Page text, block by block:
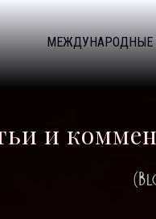
МЕЖДУНАРОДНЫЕ
и